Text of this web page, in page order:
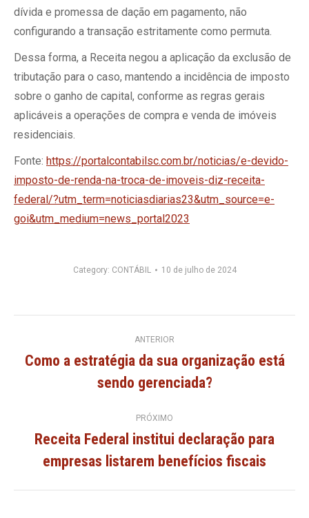
dívida e promessa de dação em pagamento, não
configurando a transação estritamente como permuta.
Dessa forma, a Receita negou a aplicação da exclusão de
tributação para o caso, mantendo a incidência de imposto
sobre o ganho de capital, conforme as regras gerais
aplicáveis a operações de compra e venda de imóveis
residenciais.
Fonte: https://portalcontabilsc.com.br/noticias/e-devido-
imposto-de-renda-na-troca-de-imoveis-diz-receita-
federal/?utm_term=noticiasdiarias23&utm_source=e-
goi&utm_medium=news_portal2023
Category: CONTÁBIL 10 de julho de 2024
Navegação
de
ANTERIOR
anterior:
Como a estratégia da sua organização está
sendo gerenciada?
PRÓXIMO
post:
Receita Federal institui declaração para
empresas listarem benefícios fiscais